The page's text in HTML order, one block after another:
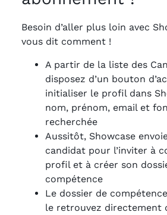
Besoin d’aller plus loin avec
vous dit comment !
A partir de la liste des
disposez d’un bouton
initialiser le profil dans
nom, prénom, email et
recherchée
Aussitôt, Showcase
candidat pour l’inviter à
profil et à créer son
compétence
Le dossier de
le retrouvez directement